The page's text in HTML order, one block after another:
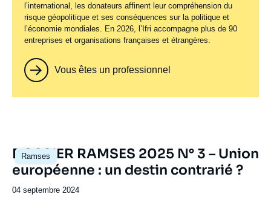
l’international, les donateurs affinent leur compréhension du
risque géopolitique et ses conséquences sur la politique et
l’économie mondiales. En 2026, l’Ifri accompagne plus de 90
entreprises et organisations françaises et étrangères.
Vous êtes un professionnel
Ramses
Image
principale
DOSSIER RAMSES 2025 N° 3 – Union
européenne : un destin contrarié ?
Date
04 septembre 2024